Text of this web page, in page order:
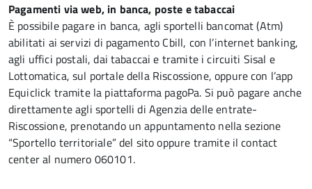
Pagamenti via web, in banca, poste e tabaccai
È possibile pagare in banca, agli sportelli bancomat (Atm)
abilitati ai servizi di pagamento Cbill, con l’internet banking,
agli uffici postali, dai tabaccai e tramite i circuiti Sisal e
Lottomatica, sul portale della Riscossione, oppure con l’app
Equiclick tramite la piattaforma pagoPa. Si può pagare anche
direttamente agli sportelli di Agenzia delle entrate-
Riscossione, prenotando un appuntamento nella sezione
“Sportello territoriale” del sito oppure tramite il contact
center al numero 060101.